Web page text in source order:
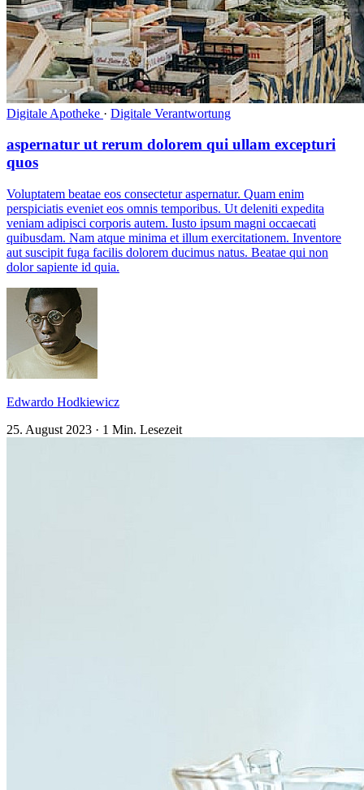
Digitale Apotheke · Digitale Verantwortung
aspernatur ut rerum dolorem qui ullam excepturi
quos
Voluptatem beatae eos consectetur aspernatur. Quam enim
perspiciatis eveniet eos omnis temporibus. Ut deleniti expedita
veniam adipisci corporis autem. Iusto ipsum magni occaecati
quibusdam. Nam atque minima et illum exercitationem. Inventore
aut suscipit fuga facilis dolorem ducimus natus. Beatae qui non
dolor sapiente id quia.
Edwardo Hodkiewicz
25. August 2023 · 1 Min. Lesezeit